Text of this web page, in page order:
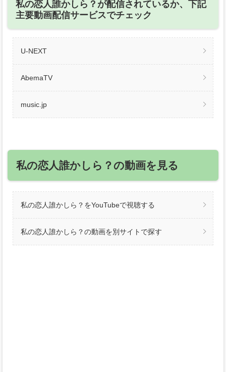
私の恋人誰かしら？が配信されているか、下記
主要動画配信サービスでチェック
U-NEXT
AbemaTV
music.jp
私の恋人誰かしら？の動画を見る
私の恋人誰かしら？をYouTubeで視聴する
私の恋人誰かしら？の動画を別サイトで探す